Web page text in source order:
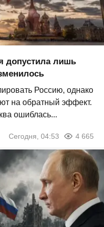
допустила лишь
Россию, однако
на обратный эффект.
ошиблась...
Сегодня, 04:53 4 665